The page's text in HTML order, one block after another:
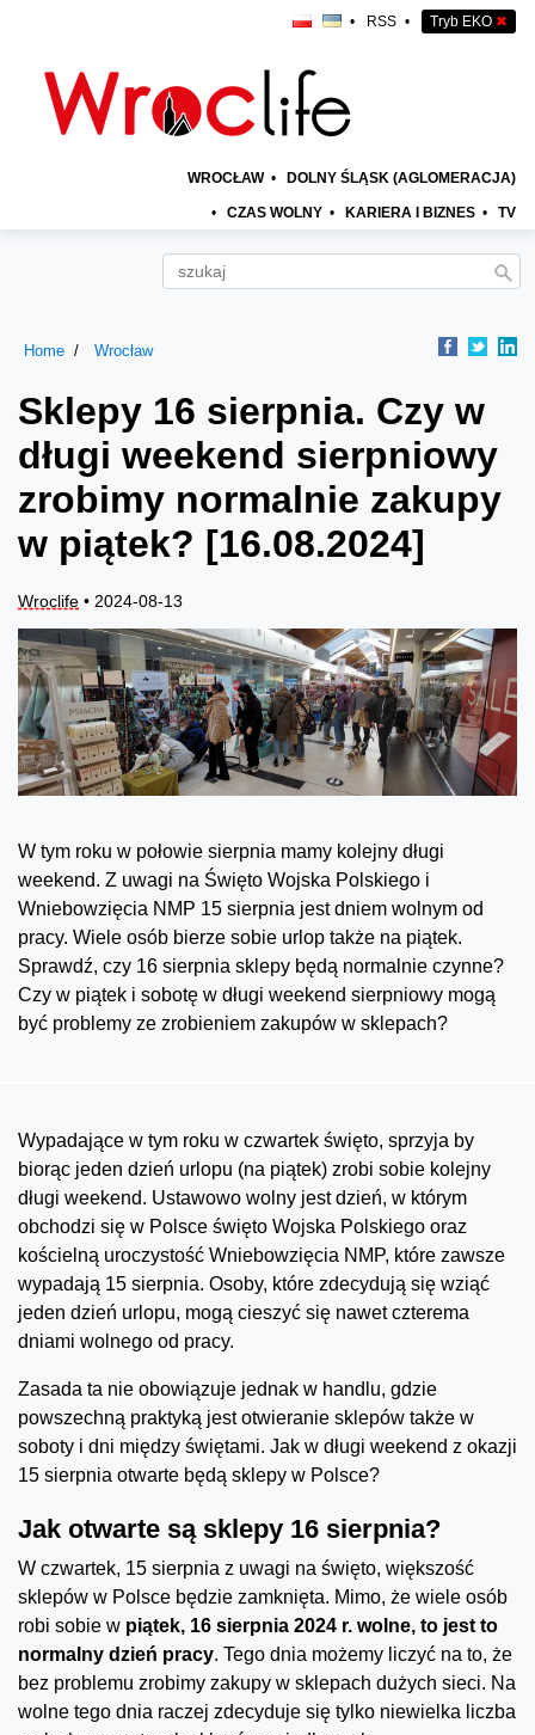
• RSS • Tryb EKO ✖
WROCŁAW • DOLNY ŚLĄSK (AGLOMERACJA)
• CZAS WOLNY • KARIERA I BIZNES • TV
Home Wrocław
Sklepy 16 sierpnia. Czy w
długi weekend sierpniowy
zrobimy normalnie zakupy
w piątek? [16.08.2024]
Wroclife • 2024-08-13
W tym roku w połowie sierpnia mamy kolejny długi
weekend. Z uwagi na Święto Wojska Polskiego i
Wniebowzięcia NMP 15 sierpnia jest dniem wolnym od
pracy. Wiele osób bierze sobie urlop także na piątek.
Sprawdź, czy 16 sierpnia sklepy będą normalnie czynne?
Czy w piątek i sobotę w długi weekend sierpniowy mogą
być problemy ze zrobieniem zakupów w sklepach?
Wypadające w tym roku w czwartek święto, sprzyja by
biorąc jeden dzień urlopu (na piątek) zrobi sobie kolejny
długi weekend. Ustawowo wolny jest dzień, w którym
obchodzi się w Polsce święto Wojska Polskiego oraz
kościelną uroczystość Wniebowzięcia NMP, które zawsze
wypadają 15 sierpnia. Osoby, które zdecydują się wziąć
jeden dzień urlopu, mogą cieszyć się nawet czterema
dniami wolnego od pracy.
Zasada ta nie obowiązuje jednak w handlu, gdzie
powszechną praktyką jest otwieranie sklepów także w
soboty i dni między świętami. Jak w długi weekend z okazji
15 sierpnia otwarte będą sklepy w Polsce?
Jak otwarte są sklepy 16 sierpnia?
W czwartek, 15 sierpnia z uwagi na święto, większość
sklepów w Polsce będzie zamknięta. Mimo, że wiele osób
robi sobie w piątek, 16 sierpnia 2024 r. wolne, to jest to
normalny dzień pracy. Tego dnia możemy liczyć na to, że
bez problemu zrobimy zakupy w sklepach dużych sieci. Na
wolne tego dnia raczej zdecyduje się tylko niewielka liczba